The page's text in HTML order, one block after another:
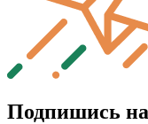
Подпишись на